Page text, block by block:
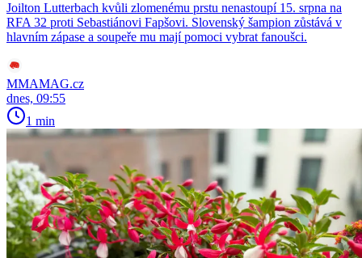
Joilton Lutterbach kvůli zlomenému prstu nenastoupí 15. srpna na
RFA 32 proti Sebastiánovi Fapšovi. Slovenský šampion zůstává v
hlavním zápase a soupeře mu mají pomoci vybrat fanoušci.
MMAMAG.cz
dnes, 09:55
1 min